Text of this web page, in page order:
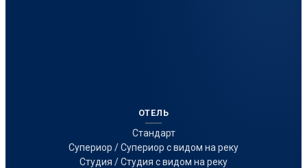
ОТЕЛЬ
Стандарт
Супериор / Супериор с видом на реку
Студия / Студия с видом на реку